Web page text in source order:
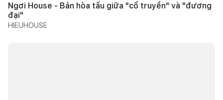
Ngơi House - Bản hòa tấu giữa "cổ truyền" và "đương
đại"
HIEUHOUSE